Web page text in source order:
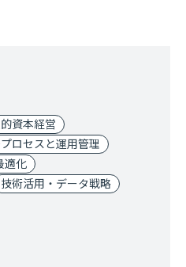
資本経営
ロセスと運用管理
適化
技術活用・データ戦略